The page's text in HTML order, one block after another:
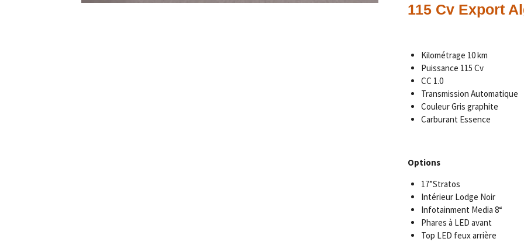
115 Cv Export
Kilométrage 10 km
Puissance 115 Cv
CC 1.0
Transmission Automatique
Couleur Gris graphite
Carburant Essence
Options
17”Stratos
Intérieur Lodge Noir
Infotainment Media 8“
Phares à LED avant
Top LED feux arrière